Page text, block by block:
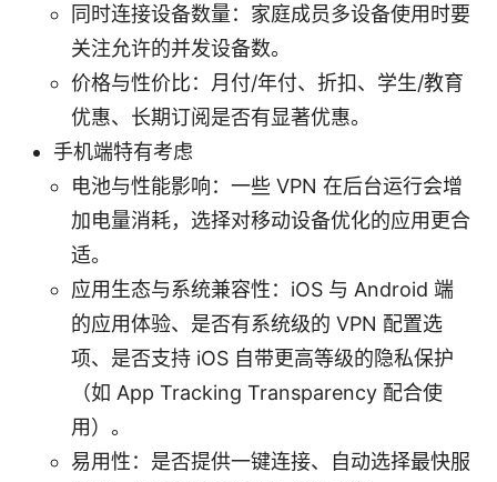
同时连接设备数量：家庭成员多设备使用时要
关注允许的并发设备数。
价格与性价比：月付/年付、折扣、学生/教育
优惠、长期订阅是否有显著优惠。
手机端特有考虑
电池与性能影响：一些 VPN 在后台运行会增
加电量消耗，选择对移动设备优化的应用更合
适。
应用生态与系统兼容性：iOS 与 Android 端
的应用体验、是否有系统级的 VPN 配置选
项、是否支持 iOS 自带更高等级的隐私保护
（如 App Tracking Transparency 配合使
用）。
易用性：是否提供一键连接、自动选择最快服